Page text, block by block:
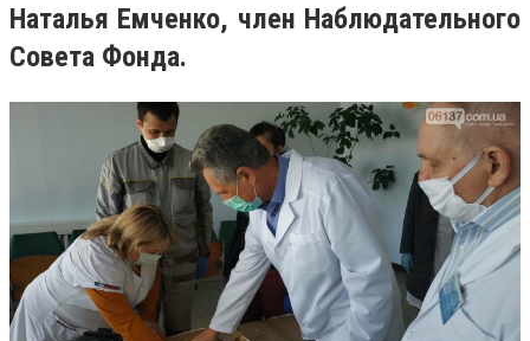
Наталья Емченко, член Наблюдательного
Совета Фонда.